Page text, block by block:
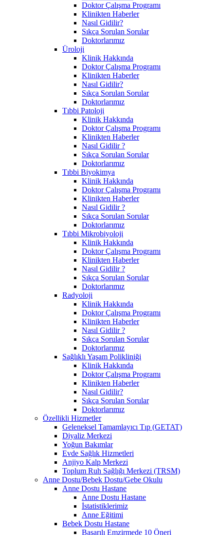
Doktor Çalışma Programı
Klinikten Haberler
Nasıl Gidilir?
Sıkça Sorulan Sorular
Doktorlarımız
Üroloji
Klinik Hakkında
Doktor Çalışma Programı
Klinikten Haberler
Nasıl Gidilir?
Sıkça Sorulan Sorular
Doktorlarımız
Tıbbi Patoloji
Klinik Hakkında
Doktor Çalışma Programı
Klinikten Haberler
Nasıl Gidilir ?
Sıkça Sorulan Sorular
Doktorlarımız
Tıbbi Biyokimya
Klinik Hakkında
Doktor Çalışma Programı
Klinikten Haberler
Nasıl Gidilir ?
Sıkça Sorulan Sorular
Doktorlarımız
Tıbbi Mikrobiyoloji
Klinik Hakkında
Doktor Çalışma Programı
Klinikten Haberler
Nasıl Gidilir ?
Sıkça Sorulan Sorular
Doktorlarımız
Radyoloji
Klinik Hakkında
Doktor Çalışma Programı
Klinikten Haberler
Nasıl Gidilir ?
Sıkça Sorulan Sorular
Doktorlarımız
Sağlıklı Yaşam Polikliniği
Klinik Hakkında
Doktor Çalışma Programı
Klinikten Haberler
Nasıl Gidilir?
Sıkça Sorulan Sorular
Doktorlarımız
Özellikli Hizmetler
Geleneksel Tamamlayıcı Tıp (GETAT)
Diyaliz Merkezi
Yoğun Bakımlar
Evde Sağlık Hizmetleri
Anjiyo Kalp Merkezi
Toplum Ruh Sağlığı Merkezi (TRSM)
Anne Dostu/Bebek Dostu/Gebe Okulu
Anne Dostu Hastane
Anne Dostu Hastane
İstatistiklerimiz
Anne Eğitimi
Bebek Dostu Hastane
Başarılı Emzirmede 10 Öneri